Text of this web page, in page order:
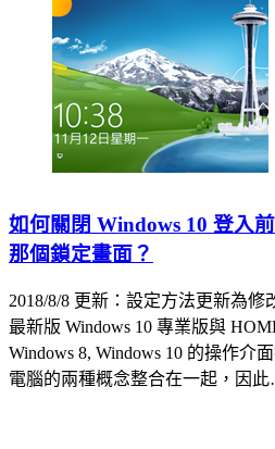
如何關閉 Windows 10 登入
那個鎖定畫面？
2018/8/8 更新：設定方法更新為
最新版 Windows 10 專業版與
Windows 8, Windows 10 的操作介
電腦的兩種概念整合在一起，因